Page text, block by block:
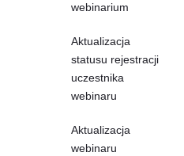
webinarium
Aktualizacja
statusu rejestracji
uczestnika
webinaru
Aktualizacja
webinaru